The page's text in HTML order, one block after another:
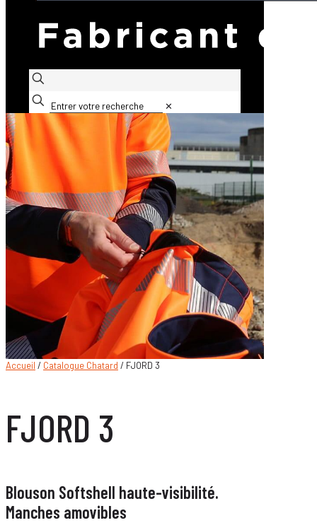
✕
Accueil / Catalogue Chatard / FJORD 3
FJORD 3
Blouson Softshell haute-visibilité.
Manches amovibles